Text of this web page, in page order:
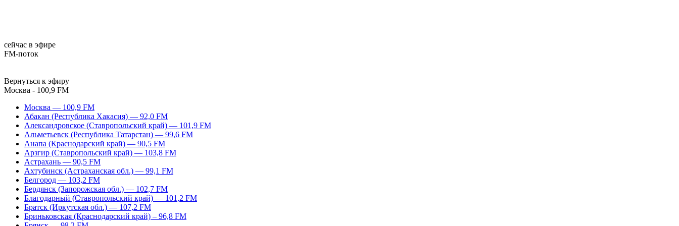
сейчас в эфире
FM-поток
Вернуться к эфиру
Москва - 100,9 FM
Москва — 100,9 FM
Абакан (Республика Хакасия) — 92,0 FM
Александровское (Ставропольский край) — 101,9 FM
Альметьевск (Республика Татарстан) — 99,6 FM
Анапа (Краснодарский край) — 90,5 FM
Арзгир (Ставропольский край) — 103,8 FM
Астрахань — 90,5 FM
Ахтубинск (Астраханская обл.) — 99,1 FM
Белгород — 103,2 FM
Бердянск (Запорожская обл.) — 102,7 FM
Благодарный (Ставропольский край) — 101,2 FM
Братск (Иркутская обл.) — 107,2 FM
Бриньковская (Краснодарский край) – 96,8 FM